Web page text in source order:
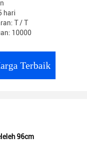
hari
T / T
10000
Terbaik
96cm